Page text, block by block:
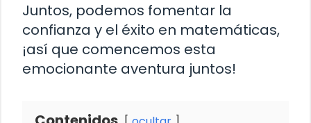
Juntos, podemos fomentar la
confianza y el éxito en matemáticas,
¡así que comencemos esta
emocionante aventura juntos!